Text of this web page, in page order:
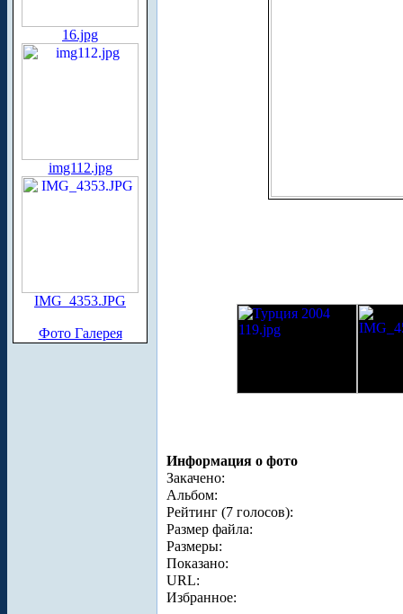
16.jpg
img112.jpg
IMG_4353.JPG
Фото Галерея
Информация о фото
Закачено:
Альбом:
Рейтинг (7 голосов):
Размер файла:
Размеры:
Показано:
URL:
Избранное: